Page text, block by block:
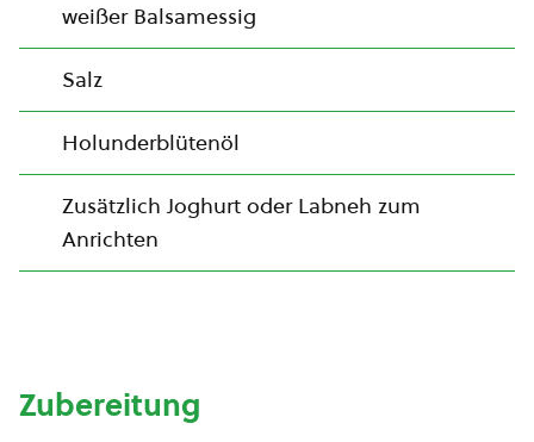
weißer Balsamessig
Salz
Holunderblütenöl
Zusätzlich Joghurt oder Labneh zum
Anrichten
Zubereitung